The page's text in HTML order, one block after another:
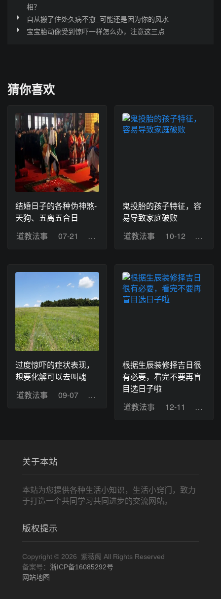
相？
自从搬了住处久病不愈_可能还是因为你的风水
宝宝胎动像受到惊吓一样怎么办，注意这三点
猜你喜欢
结婚日子的各种伪神煞-
天狗、五离五合日
道教法事
07-21 浏览：17
鬼投胎的孩子特征，容
易导致家庭破败
道教法事
10-12 浏览
过度惊吓的症状表现，
想要化解可以去叫魂
道教法事
09-07 浏览：58
根据生辰装修择吉日很
有必要，看完不要再盲
目选日子啦
道教法事
12-11 浏览
关于本站
本站为您提供各种生活小知识，生活小窍门，致力
于打造一个共同学习共同进步的交流网站。
版权提示
Copyright © 2026 紫薇阁 All Rights Reserved
备案号： 浙ICP备16085292号
网站地图